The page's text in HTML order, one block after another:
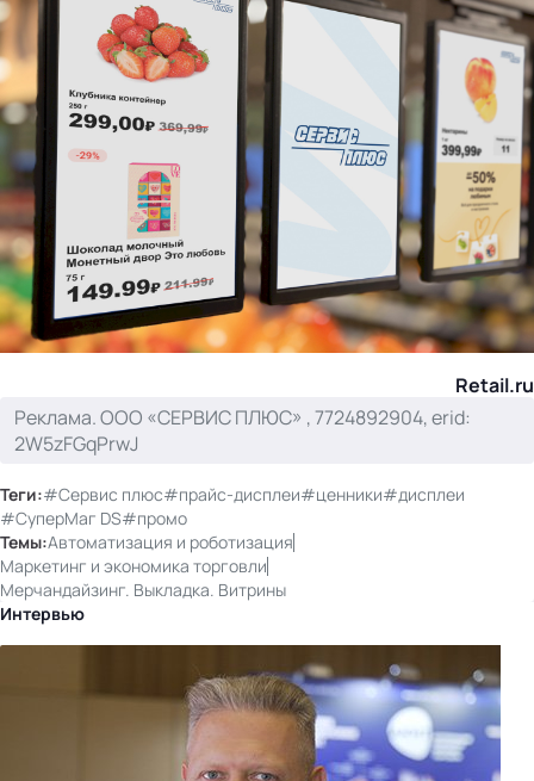
Retail.ru
Реклама. ООО «СЕРВИС ПЛЮС» , 7724892904, erid:
2W5zFGqPrwJ
Теги:#Сервис плюс#прайс-дисплеи#ценники#дисплеи
#СуперМаг DS#промо
Темы:Автоматизация и роботизация
Маркетинг и экономика торговли
Мерчандайзинг. Выкладка. Витрины
Интервью